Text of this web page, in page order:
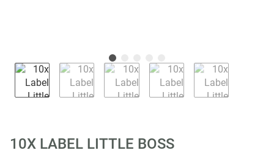
10X LABEL LITTLE BOSS